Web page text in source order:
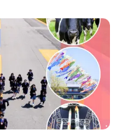
プログラム内容（予
ン・自己紹介ワーク」
「セラミック科」のま
デザイン科」のまなび
史ある名所巡り -有田
アクティビティ」 -職
体験ワークショップ
！BBQ」 -BBQづく
流・対話＜２日目＞
ップ」 -ゲスト講師によ
地」で自然や食を体験
が気になる。いつか留
ンガに登場する世界を
っと触れてあそびた
「おためし地域留学体
域の枠を超えて学校生活
プログラムです。はじ
がしっかりとサポート
取町（びらとりちょ